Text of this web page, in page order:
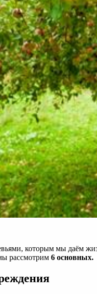
которым мы даём
рассмотрим 6 основных.